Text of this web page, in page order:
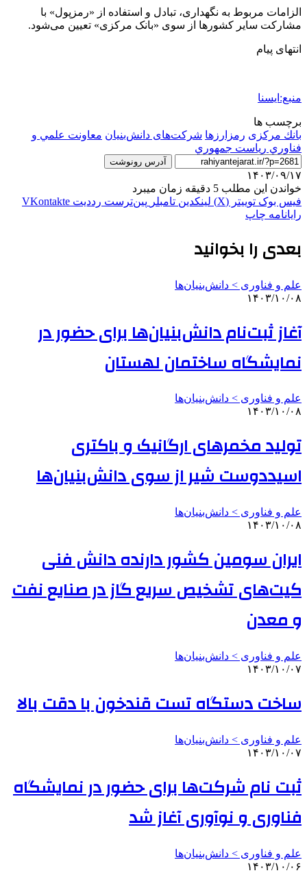
الزامات مربوط به نگهداری، تبادل و استفاده از «رمزپول» با
مشارکت سایر کشورها از سوی «بانک مرکزی» تعیین می‌شود.
انتهای پیام
منبع:ایسنا
برچسب ها
بانك مركزی رمزارزها شرکت‌های دانش‌بنیان معاونت علمي و
فناوري رياست جمهوري
آدرس رونوشت
۱۴۰۳/۰۹/۱۷
خواندن این مطلب 5 دقیقه زمان میبرد
فیس بوک توییتر (X) لینکدین ‫تامبلر ‫پین‌ترست ‫رددیت ‫VKontakte
رایانامه چاپ
بعدی را بخوانید
علم و فناوری‌ > دانش‌بنیان‌ها
۱۴۰۳/۱۰/۰۸
آغاز ثبت‌نام دانش‌بنیان‌ها برای حضور در
نمایشگاه ساختمان لهستان
علم و فناوری‌ > دانش‌بنیان‌ها
۱۴۰۳/۱۰/۰۸
تولید مخمرهای ارگانیک و باکتری
اسیددوست شیر از سوی دانش‌بنیان‌ها
علم و فناوری‌ > دانش‌بنیان‌ها
۱۴۰۳/۱۰/۰۸
ایران سومین کشور دارنده دانش فنی
کیت‌های تشخیص سریع گاز در صنایع نفت
و معدن
علم و فناوری‌ > دانش‌بنیان‌ها
۱۴۰۳/۱۰/۰۷
ساخت دستگاه تست قندخون با دقت بالا
علم و فناوری‌ > دانش‌بنیان‌ها
۱۴۰۳/۱۰/۰۷
ثبت نام شرکت‌ها برای حضور در نمایشگاه
فناوری و نوآوری آغاز شد
علم و فناوری‌ > دانش‌بنیان‌ها
۱۴۰۳/۱۰/۰۶